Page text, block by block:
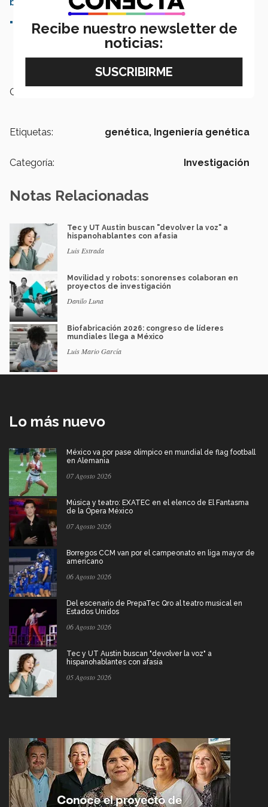
"Hackear tu genoma"
Campus:
Etiquetas: genética, Ingeniería genética
Categoría: Investigación
Notas Relacionadas
Tec y UT Austin buscan "devolver la voz" a
hispanohablantes con afasia
Luis Estrada
Movilidad y robots: sonorenses colaboran en
proyectos de investigación
Danilo Luna
Biofabricación 2026: congreso de líderes
mundiales llega a México
Luis Mario García
Lo más nuevo
México va por pase olímpico en mundial de flag football
en Alemania
07 Agosto 2026
Música y teatro: EXATEC en el elenco de El Fantasma
de la Ópera México
07 Agosto 2026
Borregos CCM van por el campeonato en liga mayor de
americano
06 Agosto 2026
Del escenario de PrepaTec Qro al teatro musical en
Estados Unidos
06 Agosto 2026
Tec y UT Austin buscan "devolver la voz" a
hispanohablantes con afasia
05 Agosto 2026
Recibe nuestro newsletter de
noticias: